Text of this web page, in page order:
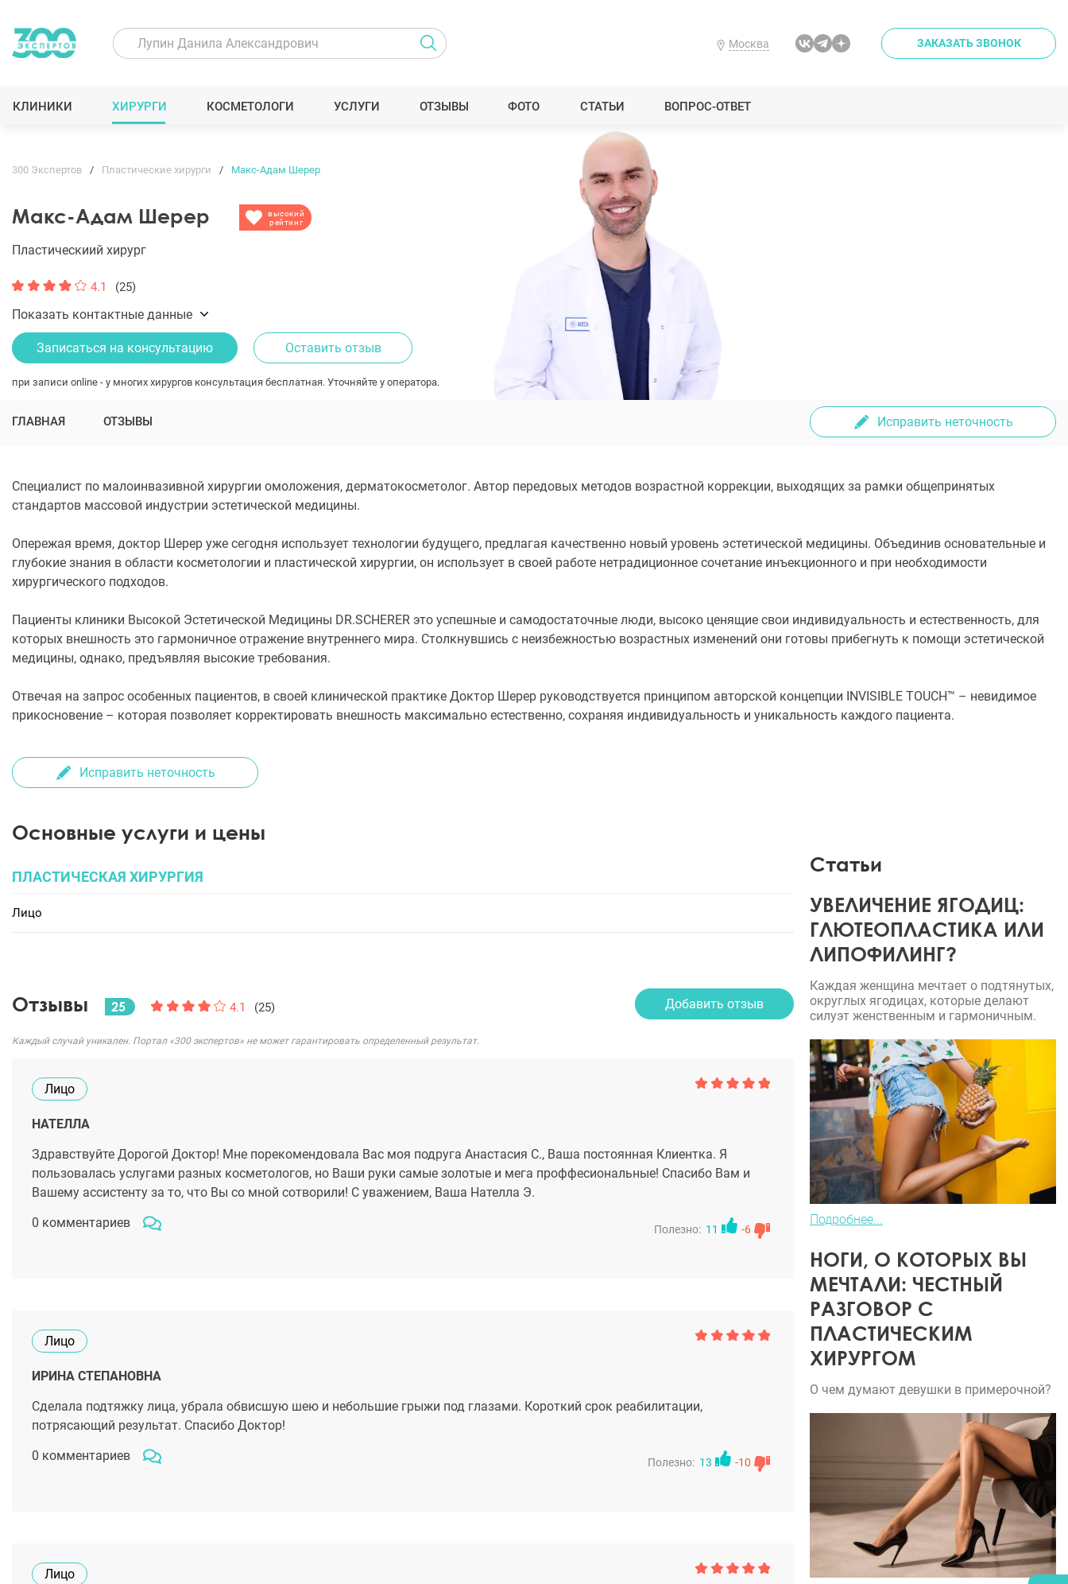
Москва ЗАКАЗАТЬ ЗВОНОК
КЛИНИКИ ХИРУРГИ КОСМЕТОЛОГИ УСЛУГИ ОТЗЫВЫ ФОТО СТАТЬИ ВОПРОС-ОТВЕТ
300 Экспертов Пластические хирурги Макс-Адам Шерер
Макс-Адам Шерер
высокий
рейтинг
Пластическиий хирург
4.1 (25)
Показать контактные данные
Записаться на консультацию Оставить отзыв
при записи online - у многих хирургов консультация бесплатная. Уточняйте у оператора.
ГЛАВНАЯ ОТЗЫВЫ Исправить неточность
Специалист по малоинвазивной хирургии омоложения, дерматокосметолог. Автор передовых методов возрастной коррекции, выходящих за рамки общепринятых
стандартов массовой индустрии эстетической медицины.
Опережая время, доктор Шерер уже сегодня использует технологии будущего, предлагая качественно новый уровень эстетической медицины. Объединив основательные и
глубокие знания в области косметологии и пластической хирургии, он использует в своей работе нетрадиционное сочетание инъекционного и при необходимости
хирургического подходов.
Пациенты клиники Высокой Эстетической Медицины DR.SCHERER это успешные и самодостаточные люди, высоко ценящие свои индивидуальность и естественность, для
которых внешность это гармоничное отражение внутреннего мира. Столкнувшись с неизбежностью возрастных изменений они готовы прибегнуть к помощи эстетической
медицины, однако, предъявляя высокие требования.
Отвечая на запрос особенных пациентов, в своей клинической практике Доктор Шерер руководствуется принципом авторской концепции INVISIBLE TOUCH™ – невидимое
прикосновение – которая позволяет корректировать внешность максимально естественно, сохраняя индивидуальность и уникальность каждого пациента.
Исправить неточность
Основные услуги и цены
ПЛАСТИЧЕСКАЯ ХИРУРГИЯ
Лицо
Отзывы 25 4.1 (25) Добавить отзыв
Каждый случай уникален. Портал «300 экспертов» не может гарантировать определенный результат.
Лицо
НАТЕЛЛА
Здравствуйте Дорогой Доктор! Мне порекомендовала Вас моя подруга Анастасия С., Ваша постоянная Клиентка. Я
пользовалась услугами разных косметологов, но Ваши руки самые золотые и мега проффесиональные! Спасибо Вам и
Вашему ассистенту за то, что Вы со мной сотворили! С уважением, Ваша Нателла Э.
0 комментариев
Полезно: 11 -6
Лицо
ИРИНА СТЕПАНОВНА
Сделала подтяжку лица, убрала обвисшую шею и небольшие грыжи под глазами. Короткий срок реабилитации,
потрясающий результат. Спасибо Доктор!
0 комментариев
Полезно: 13 -10
Лицо
Статьи
УВЕЛИЧЕНИЕ ЯГОДИЦ:
ГЛЮТЕОПЛАСТИКА ИЛИ
ЛИПОФИЛИНГ?
Каждая женщина мечтает о подтянутых,
округлых ягодицах, которые делают
силуэт женственным и гармоничным.
Подробнее...
НОГИ, О КОТОРЫХ ВЫ
МЕЧТАЛИ: ЧЕСТНЫЙ
РАЗГОВОР С
ПЛАСТИЧЕСКИМ
ХИРУРГОМ
О чем думают девушки в примерочной?